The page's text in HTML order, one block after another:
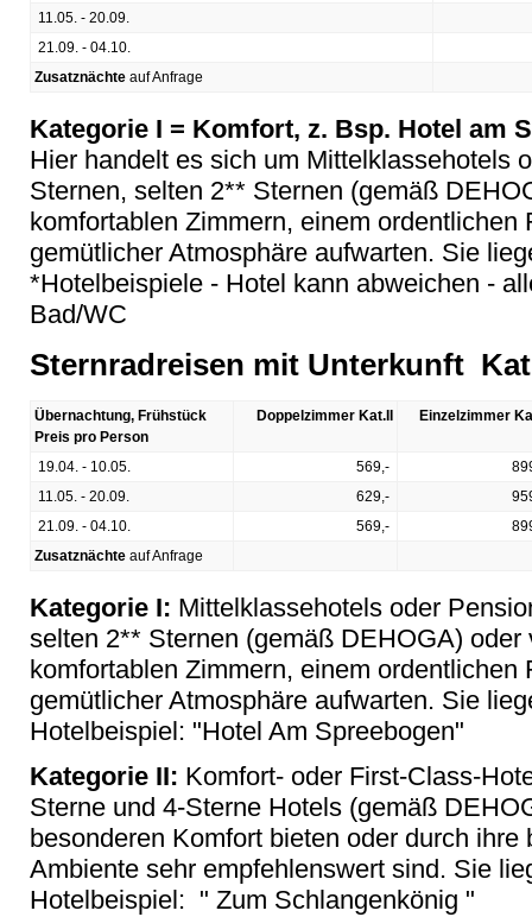
11.05. - 20.09.
21.09. - 04.10.
Zusatznächte auf Anfrage
Kategorie I = Komfort, z. Bsp. Hotel am
Hier handelt es sich um Mittelklassehotels
Sternen, selten 2** Sternen (gemäß
komfortablen Zimmern, einem ordentlichen
gemütlicher Atmosphäre aufwarten. Sie
*Hotelbeispiele - Hotel kann abweichen -
Bad/WC
Sternradreisen mit Unterkunft
Übernachtung, Frühstück
Preis pro Person
Doppelzimmer Kat.II Einzelzimmer
19.04. - 10.05. 569,-
11.05. - 20.09.
629,-
21.09. - 04.10.
569,-
Zusatznächte auf Anfrage
Kategorie I: Mittelklassehotels oder
selten 2** Sternen (gemäß DEHOGA) oder
komfortablen Zimmern, einem ordentlichen
gemütlicher Atmosphäre aufwarten. Sie
Hotelbeispiel: "Hotel Am Spreebogen"
Kategorie II: Komfort- oder First-Class-
Sterne und 4-Sterne Hotels (gemäß
besonderen Komfort bieten oder durch ihre
Ambiente sehr empfehlenswert sind. Sie
Hotelbeispiel: " Zum Schlangenkönig "